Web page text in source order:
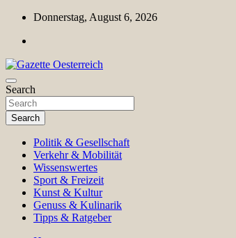
Skip
content
Donnerstag, August 6, 2026
Gazette Oesterreich
Magazin für Freizeit, Politik, Kultur & Wissenschaft
Search
Search
Politik & Gesellschaft
Verkehr & Mobilität
Wissenswertes
Sport & Freizeit
Kunst & Kultur
Genuss & Kulinarik
Tipps & Ratgeber